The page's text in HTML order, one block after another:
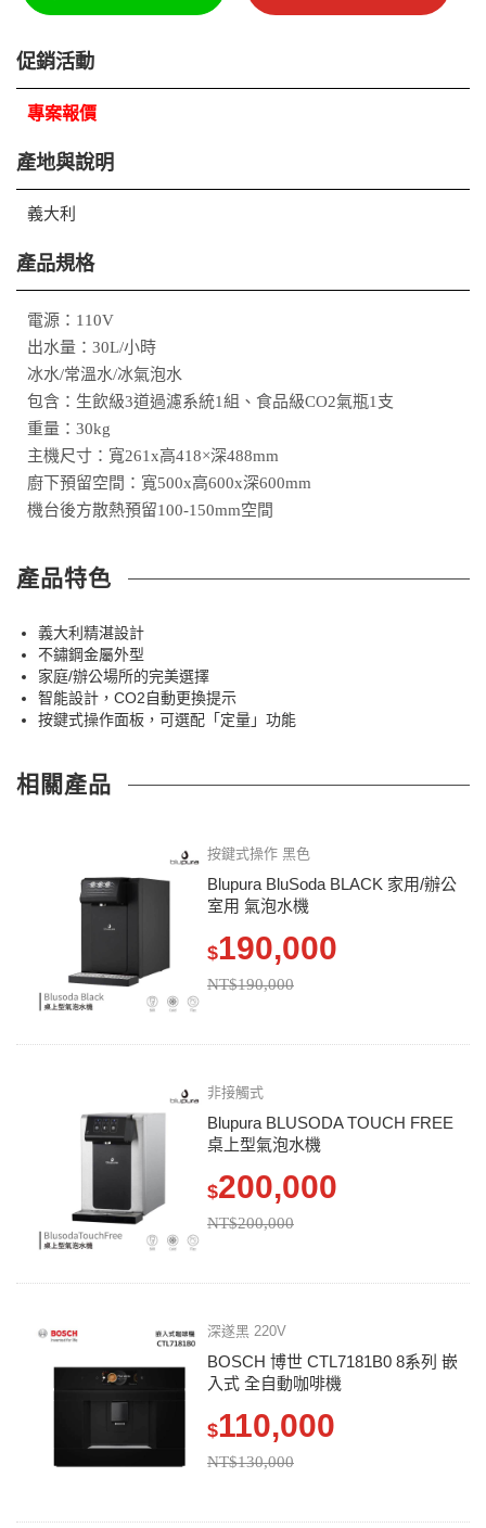
促銷活動
專案報價
產地與說明
義大利
產品規格
電源：110V
出水量：30L/小時
冰水/常溫水/冰氣泡水
包含：生飲級3道過濾系統1組、食品級CO2氣瓶1支
重量：30kg
主機尺寸：寬261x高418×深488mm
廚下預留空間：寬500x高600x深600mm
機台後方散熱預留100-150mm空間
產品特色
義大利精湛設計
不鏽鋼金屬外型
家庭/辦公場所的完美選擇
智能設計，CO2自動更換提示
按鍵式操作面板，可選配「定量」功能
相關產品
按鍵式操作 黑色
Blupura BluSoda BLACK 家用/辦公
室用 氣泡水機
$190,000
NT$190,000
非接觸式
Blupura BLUSODA TOUCH FREE
桌上型氣泡水機
$200,000
NT$200,000
深遂黑 220V
BOSCH 博世 CTL7181B0 8系列 嵌
入式 全自動咖啡機
$110,000
NT$130,000